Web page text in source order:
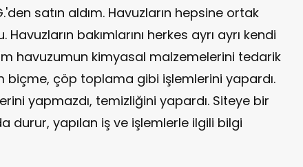
satın aldım. Havuzların hepsine ortak
bakımlarını herkes ayrı ayrı kendi
havuzumun kimyasal malzemelerini tedarik
biçme, çöp toplama gibi işlemlerini yapardı.
yapmazdı, temizliğini yapardı. Siteye bir
durur, yapılan iş ve işlemlerle ilgili bilgi